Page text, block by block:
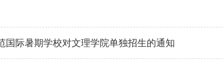
国际暑期学校对文理学院单独招生的通知